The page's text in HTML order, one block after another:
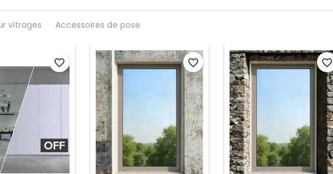
vitrages Accessoires de pose
favorite_border favorite_border favorite_border